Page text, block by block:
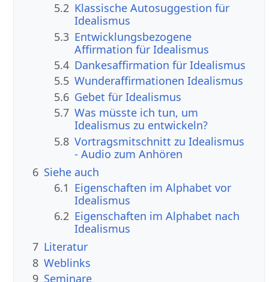
5.2 Klassische Autosuggestion für
Idealismus
5.3 Entwicklungsbezogene
Affirmation für Idealismus
5.4 Dankesaffirmation für Idealismus
5.5 Wunderaffirmationen Idealismus
5.6 Gebet für Idealismus
5.7 Was müsste ich tun, um
Idealismus zu entwickeln?
5.8 Vortragsmitschnitt zu Idealismus
- Audio zum Anhören
6 Siehe auch
6.1 Eigenschaften im Alphabet vor
Idealismus
6.2 Eigenschaften im Alphabet nach
Idealismus
7 Literatur
8 Weblinks
9 Seminare